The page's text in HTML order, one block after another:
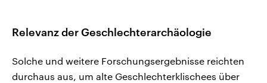
Relevanz der Geschlechterarchäologie
Solche und weitere Forschungsergebnisse reichten
durchaus aus, um alte Geschlechterklischees über